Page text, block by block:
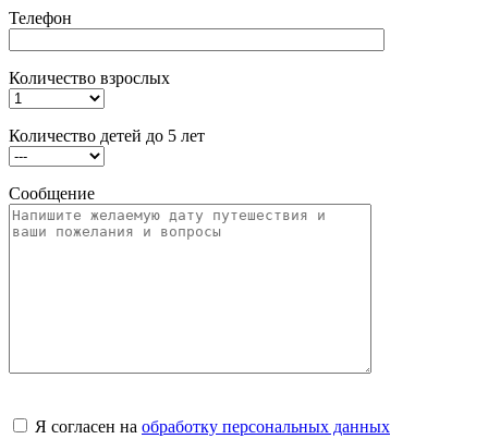
Телефон
Количество взрослых
Количество детей до 5 лет
Сообщение
Я согласен на обработку персональных данных